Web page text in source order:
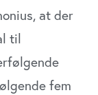
at der
til
fem